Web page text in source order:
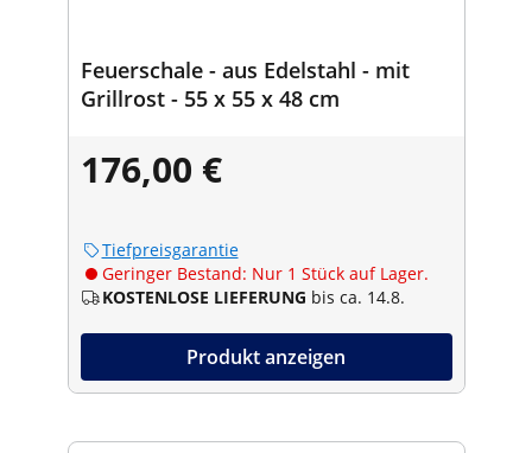
Feuerschale - aus Edelstahl - mit
Grillrost - 55 x 55 x 48 cm
176,00 €
Tiefpreisgarantie
Geringer Bestand: Nur 1 Stück auf Lager.
KOSTENLOSE LIEFERUNG bis ca. 14.8.
Produkt anzeigen